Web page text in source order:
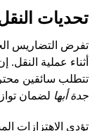
تحديات
تفرض التضاريس
أثناء عملية
تتطلب سائقين
جدة أبها لضمان
تؤدي الاهتزازات